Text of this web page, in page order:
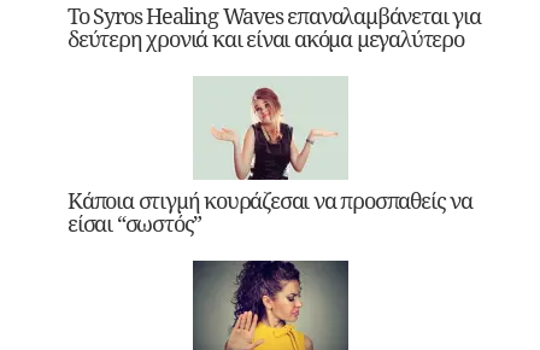
Το Syros Healing Waves επαναλαμβάνεται για
δεύτερη χρονιά και είναι ακόμα μεγαλύτερο
Κάποια στιγμή κουράζεσαι να προσπαθείς να
είσαι “σωστός”